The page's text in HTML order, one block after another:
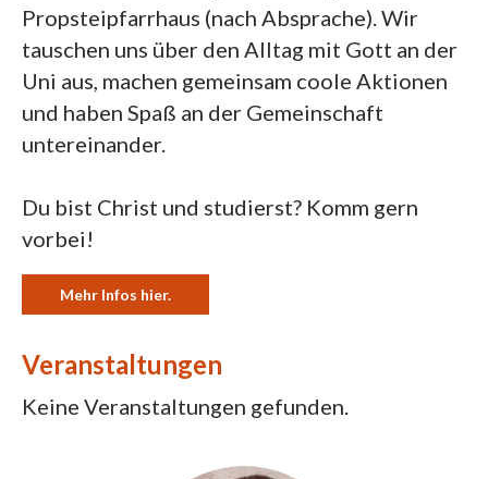
Propsteipfarrhaus (nach Absprache). Wir
tauschen uns über den Alltag mit Gott an der
Uni aus, machen gemeinsam coole Aktionen
und haben Spaß an der Gemeinschaft
untereinander.
Du bist Christ und studierst? Komm gern
vorbei!
Mehr Infos hier.
Veranstaltungen
Keine Veranstaltungen gefunden.